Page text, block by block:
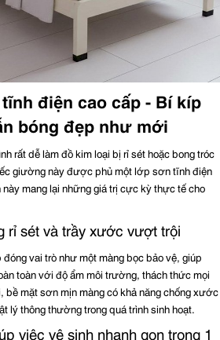
điện cao cấp - Bí kíp
bóng đẹp như mới
rất dễ làm đồ kim loại bị rỉ sét hoặc bong tróc
giường này được phủ một lớp sơn tĩnh điện
mang lại những giá trị cực kỳ thực tế cho
rỉ sét và trầy xước vượt trội
vai trò như một màng bọc bảo vệ, giúp
toàn với độ ẩm môi trường, thách thức mọi
bề mặt sơn mịn màng có khả năng chống xước
lý thông thường trong quá trình sinh hoạt.
việc vệ sinh nhanh gọn trong 1